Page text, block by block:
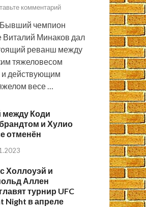
комментарий
чемпион
Виталий Минаков дал
реванш между
тяжеловесом
действующим
весе …
между Коди
и Хулио
отменён
Холлоуэй и
Аллен
турнир UFC
Night в апреле